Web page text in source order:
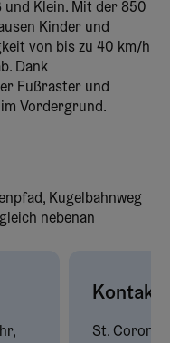
und Klein. Mit der 850
Kinder und
von bis zu 40 km/h
Dank
Fußraster und
Vordergrund.
Kugelbahnweg
nebenan
Kontakt
St. Corona